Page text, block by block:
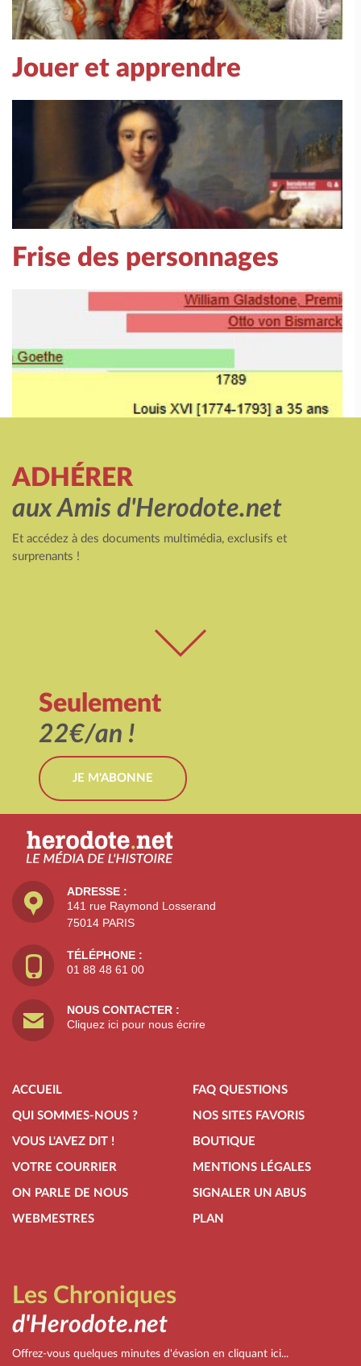
Jouer et apprendre
Frise des personnages
ADHÉRER
aux Amis d'Herodote.net
Et accédez à des documents multimédia, exclusifs et
surprenants !
Seulement
22€/an !
JE M'ABONNE
ADRESSE :
141 rue Raymond Losserand
75014 PARIS
TÉLÉPHONE :
01 88 48 61 00
NOUS CONTACTER :
Cliquez ici pour nous écrire
ACCUEIL
QUI SOMMES-NOUS ?
VOUS L'AVEZ DIT !
VOTRE COURRIER
ON PARLE DE NOUS
WEBMESTRES
FAQ QUESTIONS
NOS SITES FAVORIS
BOUTIQUE
MENTIONS LÉGALES
SIGNALER UN ABUS
PLAN
Les Chroniques
d'Herodote.net
Offrez-vous quelques minutes d'évasion en cliquant ici...